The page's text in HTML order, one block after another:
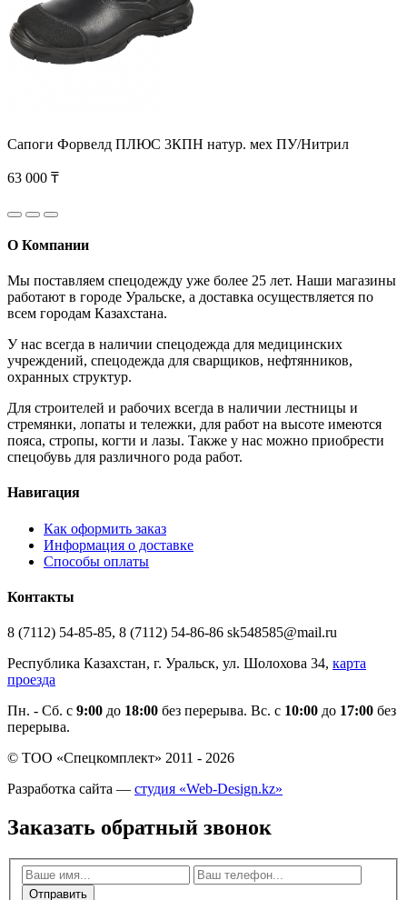
Сапоги Форвелд ПЛЮС 3КПН натур. мех ПУ/Нитрил
63 000 ₸
О Компании
Мы поставляем спецодежду уже более 25 лет. Наши магазины
работают в городе Уральске, а доставка осуществляется по
всем городам Казахстана.
У нас всегда в наличии спецодежда для медицинских
учреждений, спецодежда для сварщиков, нефтянников,
охранных структур.
Для строителей и рабочих всегда в наличии лестницы и
стремянки, лопаты и тележки, для работ на высоте имеются
пояса, стропы, когти и лазы. Также у нас можно приобрести
спецобувь для различного рода работ.
Навигация
Как оформить заказ
Информация о доставке
Способы оплаты
Контакты
8 (7112) 54-85-85, 8 (7112) 54-86-86 sk548585@mail.ru
Республика Казахстан, г. Уральск, ул. Шолохова 34, карта
проезда
Пн. - Cб. с 9:00 до 18:00 без перерыва. Вс. с 10:00 до 17:00 без
перерыва.
© ТОО «Спецкомплект» 2011 - 2026
Разработка сайта — студия «Web-Design.kz»
Заказать обратный звонок
Отправить